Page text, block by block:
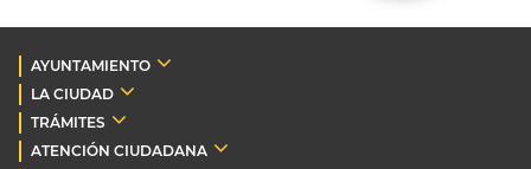
AYUNTAMIENTO
LA CIUDAD
TRÁMITES
ATENCIÓN CIUDADANA